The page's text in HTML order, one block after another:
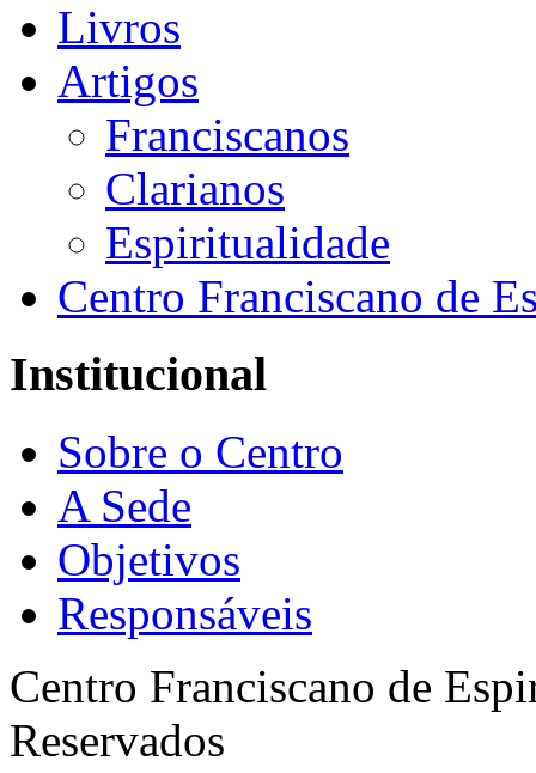
Livros
Artigos
Franciscanos
Clarianos
Espiritualidade
Centro Franciscano de
Institucional
Sobre o Centro
A Sede
Objetivos
Responsáveis
Centro Franciscano de
Reservados